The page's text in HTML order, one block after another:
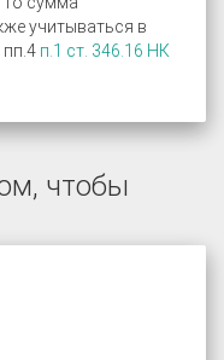
учитываться в
п.1 ст. 346.16 НК
чтобы